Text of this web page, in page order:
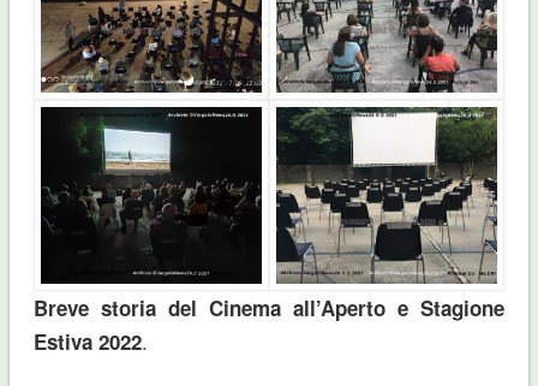
Breve storia del Cinema all’Aperto e Stagione
Estiva 2022.